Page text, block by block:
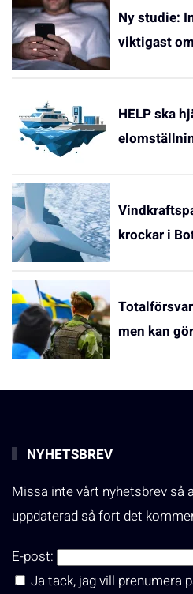
Ny studie:
viktigast
HELP ska
krockar i
men kan
NYHETSBREV
Missa inte vårt nyhetsbrev så
uppdaterad så fort det
E-post:
Ja tack, jag vill prenumera